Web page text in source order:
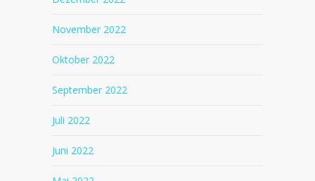
November 2022
Oktober 2022
September 2022
Juli 2022
Juni 2022